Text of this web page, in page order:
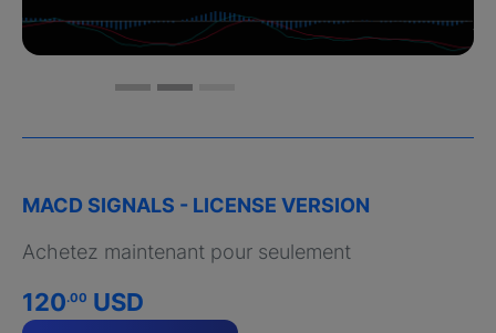
MACD SIGNALS - LICENSE VERSION
Achetez maintenant pour seulement
120.00 USD